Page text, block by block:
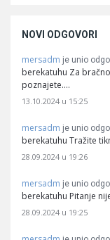
NOVI ODGOVORI
mersadm je unio
berekatuhu Za
poznajete.…
13.10.2024 u 15:25
mersadm je unio
berekatuhu Tražite
28.09.2024 u 19:26
mersadm je unio
berekatuhu Pitanje
28.09.2024 u 19:25